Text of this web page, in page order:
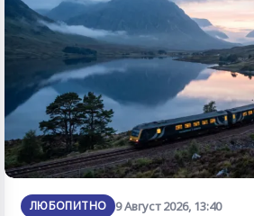
ЛЮБОПИТНО 9 Август 2026, 13:40